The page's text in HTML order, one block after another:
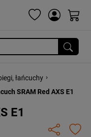
łańcuchy ›
SRAM Red AXS E1
E1